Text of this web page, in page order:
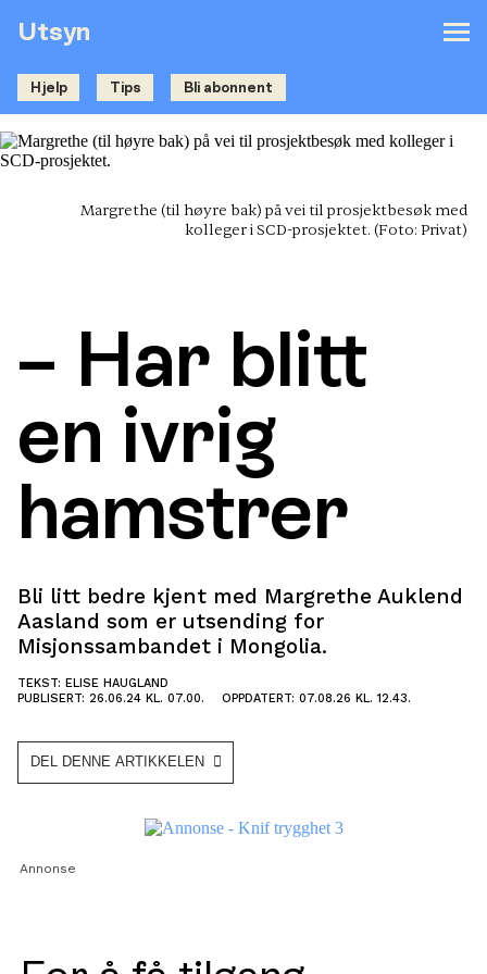
Utsyn
Hjelp Tips Bli abonnent
Margrethe (til høyre bak) på vei til prosjektbesøk med
kolleger i SCD-prosjektet. (Foto: Privat)
– Har blitt
en ivrig
hamstrer
Bli litt bedre kjent med Margrethe Auklend
Aasland som er utsending for
Misjonssambandet i Mongolia.
TEKST: ELISE HAUGLAND
PUBLISERT: 26.06.24 KL. 07.00.
OPPDATERT: 07.08.26 KL. 12.43.
DEL DENNE ARTIKKELEN
Annonse